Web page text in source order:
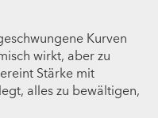
Kurven
wirkt, aber zu
Stärke mit
alles zu bewältigen,